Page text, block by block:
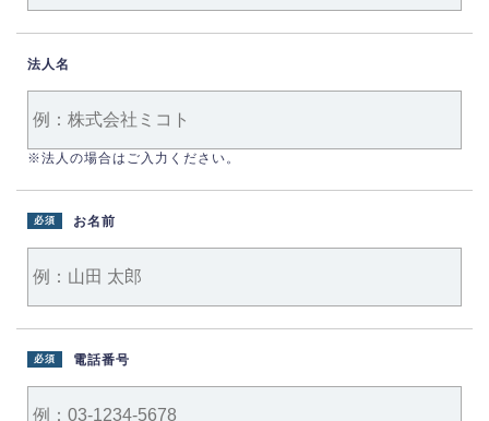
法人名
※法人の場合はご入力ください。
お名前
必須
電話番号
必須